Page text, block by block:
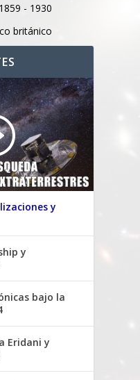
1859 - 1930
británico
y
y
bajo la
Eridani y